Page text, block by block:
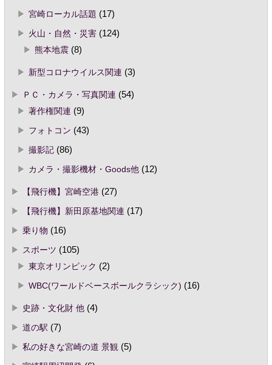
宮崎ローカル話題 (17)
火山・自然・災害(124)
熊本地震(8)
新型コロナウイルス関連 (3)
ＰＣ・カメラ・写真関連 (54)
著作権関連 (9)
フォトコン (43)
撮影記(86)
カメラ・撮影機材・Goods他(12)
【飛行機】宮崎空港(27)
【飛行機】新田原基地関連 (17)
乗り物 (16)
スポーツ (105)
東京オリンピック (2)
WBC(ワールドベースボールクラシック) (16)
史跡・文化財 他(4)
道の駅 (7)
私の好きな宮崎の道 景観 (5)